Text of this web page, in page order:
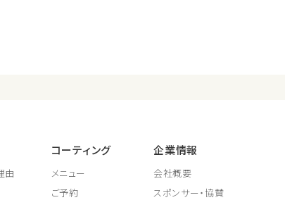
由
コーティング
メニュー
ご予約
企業情報
会社概要
スポンサー・協賛